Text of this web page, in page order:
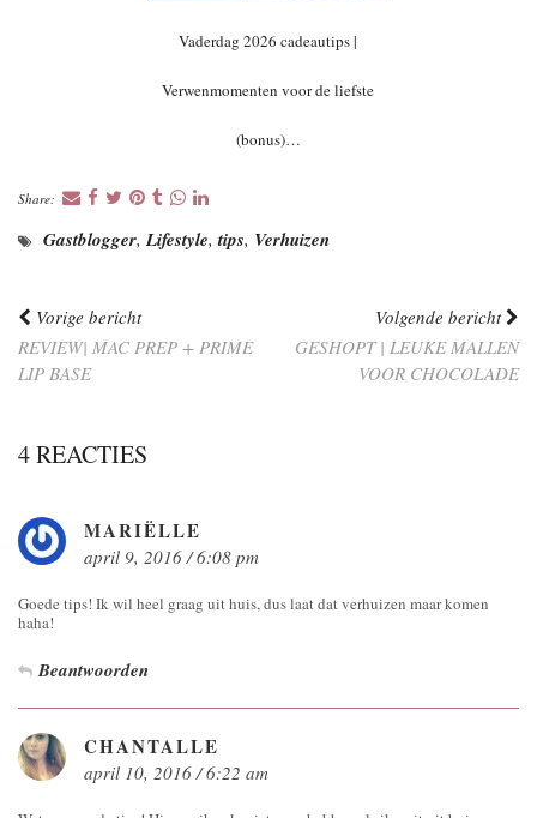
Vaderdag 2026 cadeautips |
Verwenmomenten voor de liefste
(bonus)…
Share:
Gastblogger, Lifestyle, tips, Verhuizen
Vorige bericht
REVIEW| MAC PREP + PRIME
LIP BASE
Volgende bericht
GESHOPT | LEUKE MALLEN
VOOR CHOCOLADE
4 REACTIES
MARIËLLE
april 9, 2016 / 6:08 pm
Goede tips! Ik wil heel graag uit huis, dus laat dat verhuizen maar komen
haha!
Beantwoorden
CHANTALLE
april 10, 2016 / 6:22 am